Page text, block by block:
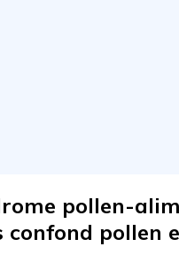
pollen-
confond pollen